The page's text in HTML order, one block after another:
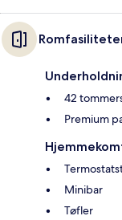
42
Premium
Minibar
Tøfler